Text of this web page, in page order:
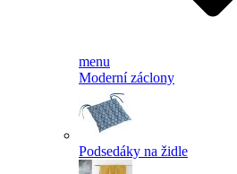
menu
Moderní záclony
Podsedáky na židle